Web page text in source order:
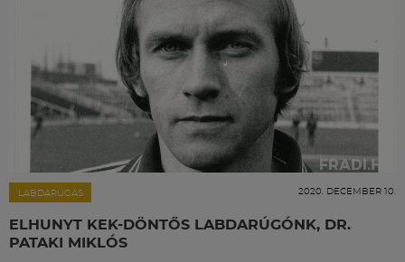
LABDARÚGÁS 2020. DECEMBER 10.
ELHUNYT KEK-DÖNTŐS LABDARÚGÓNK, DR.
PATAKI MIKLÓS
FM YouTube +
Hírek
Labdarúgás